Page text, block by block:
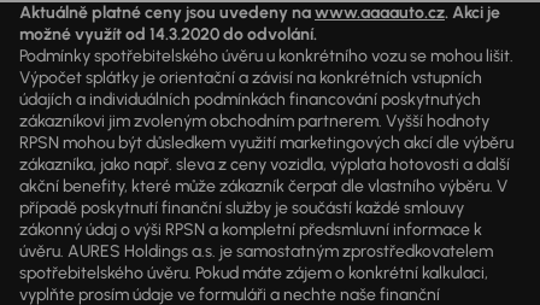
Aktuálně platné ceny jsou uvedeny nawww.aaaauto.cz. Akci je
možné využít od 14.3.2020 do odvolání.
Podmínky spotřebitelského úvěru u konkrétního vozu se mohou lišit.
Výpočet splátky je orientační a závisí na konkrétních vstupních
údajích a individuálních podmínkách financování poskytnutých
zákazníkovi jim zvoleným obchodním partnerem. Vyšší hodnoty
RPSN mohou být důsledkem využití marketingových akcí dle výběru
zákazníka, jako např. sleva z ceny vozidla, výplata hotovosti a další
akční benefity, které může zákazník čerpat dle vlastního výběru. V
případě poskytnutí finanční služby je součástí každé smlouvy
zákonný údaj o výši RPSN a kompletní předsmluvní informace k
úvěru. AURES Holdings a.s. je samostatným zprostředkovatelem
spotřebitelského úvěru. Pokud máte zájem o konkrétní kalkulaci,
vyplňte prosím údaje ve formuláři a nechte naše finanční